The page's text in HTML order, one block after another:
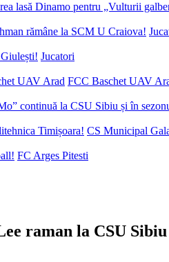
lasă Dinamo pentru „Vulturii
rămâne la SCM U Craiova!
Jucatori
UAV Arad FCC Baschet UAV
continuă la CSU Sibiu și în
Timișoara! CS Municipal
FC Arges Pitesti
raman la CSU Sibiu